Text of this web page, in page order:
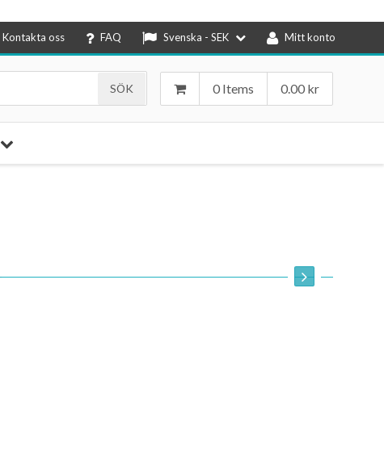
Kontakta oss FAQ Svenska - SEK Mitt konto
0 Items 0.00 kr